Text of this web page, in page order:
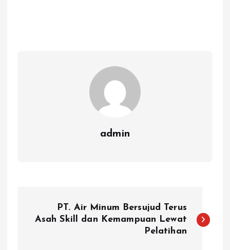
admin
PT. Air Minum Bersujud Terus
Asah Skill dan Kemampuan Lewat
Pelatihan